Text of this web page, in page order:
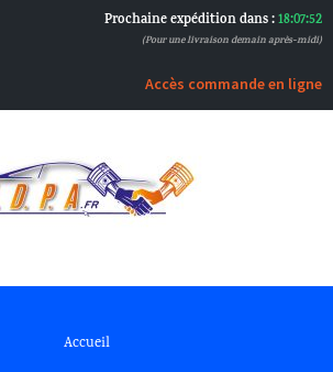
Prochaine expédition dans :18:07:51
(Pour une livraison demain après-midi)
Accès commande en ligne
Accueil